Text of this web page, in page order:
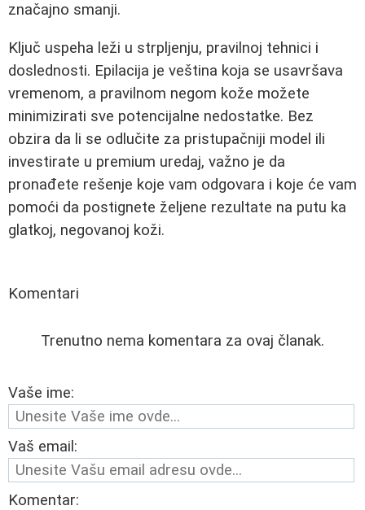
značajno smanji.
Ključ uspeha leži u strpljenju, pravilnoj tehnici i
doslednosti. Epilacija je veština koja se usavršava
vremenom, a pravilnom negom kože možete
minimizirati sve potencijalne nedostatke. Bez
obzira da li se odlučite za pristupačniji model ili
investirate u premium uredaj, važno je da
pronađete rešenje koje vam odgovara i koje će vam
pomoći da postignete željene rezultate na putu ka
glatkoj, negovanoj koži.
Komentari
Trenutno nema komentara za ovaj članak.
Vaše ime:
Vaš email:
Komentar: